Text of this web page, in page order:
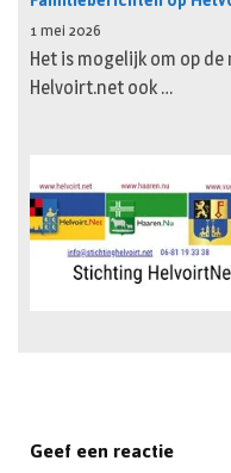
1 mei 2026
Het is mogelijk om op de
Helvoirt.net ook …
Geef een reactie